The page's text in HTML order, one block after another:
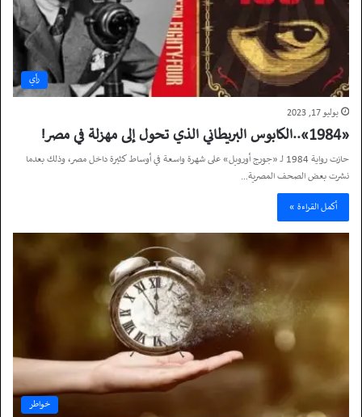
رأي
يوليو 17, 2023
«1984»..الكابوس البريطاني الذي تحول إلى مهزلة في مصر!
حازت رواية 1984 لـ «جورج أورويل» على شهرة واسعة في أوساط كثيرة داخل مصر، وذلك بعدما
نشرت بعض الصحف المصرية…
أكمل القراءة »
خواطر